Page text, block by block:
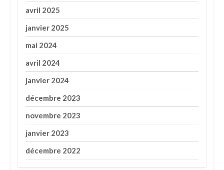
avril 2025
janvier 2025
mai 2024
avril 2024
janvier 2024
décembre 2023
novembre 2023
janvier 2023
décembre 2022